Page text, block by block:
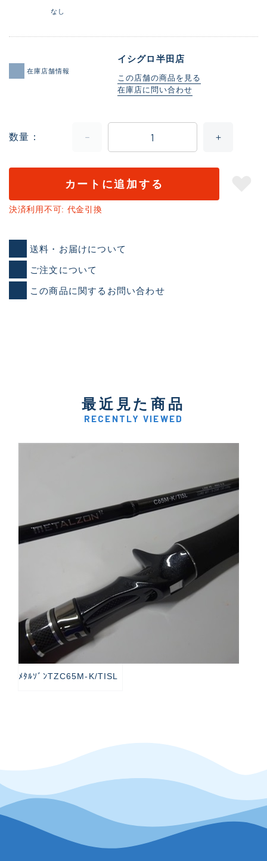
なし
在庫店舗情報
イシグロ半田店
この店舗の商品を見る
在庫店に問い合わせ
数量
カートに追加する
決済利用不可: 代金引換
送料・お届けについて
ご注文について
この商品に関するお問い合わせ
最近見た商品
RECENTLY VIEWED
ﾒﾀﾙｿﾞﾝTZC65M-K/TISL